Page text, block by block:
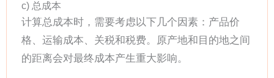
c) 总成本
计算总成本时，需要考虑以下几个因素：产品价
格、运输成本、关税和税费。原产地和目的地之间
的距离会对最终成本产生重大影响。